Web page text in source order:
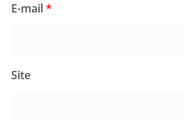
E-mail*
Site